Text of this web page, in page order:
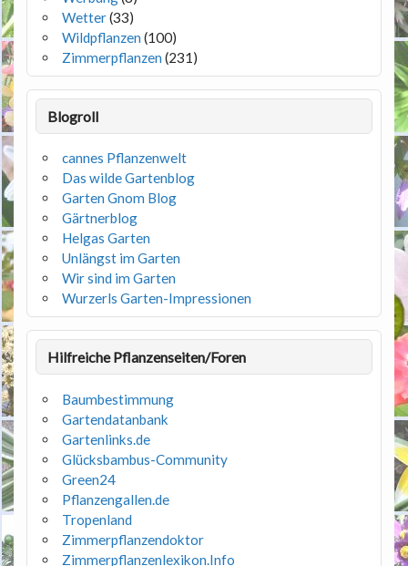
Wetter(33)
Wildpflanzen (100)
Zimmerpflanzen (231)
Blogroll
cannes Pflanzenwelt
Das wilde Gartenblog
Garten Gnom Blog
Gärtnerblog
Helgas Garten
Unlängst im Garten
Wir sind im Garten
Wurzerls Garten-Impressionen
Hilfreiche Pflanzenseiten/Foren
Baumbestimmung
Gartendatanbank
Gartenlinks.de
Glücksbambus-Community
Green24
Pflanzengallen.de
Tropenland
Zimmerpflanzendoktor
Zimmerpflanzenlexikon.Info